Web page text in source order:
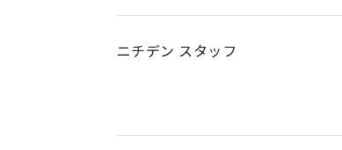
ニチデン スタッフ